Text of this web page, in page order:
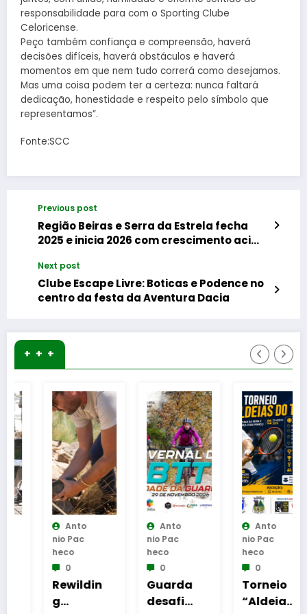
responsabilidade para com o Sporting Clube
Celoricense.
Peço também confiança e compreensão, haverá
decisões difíceis, haverá obstáculos e haverá
momentos em que nem tudo correrá como desejamos.
Mas uma coisa podem ter a certeza: nunca faltará
dedicação, honestidade e respeito pelo símbolo que
representamos”.
Fonte:SCC
Previous post
Região Beiras e Serra da Estrela fecha
2025 e inicia 2026 com crescimento acima
Next post
Clube Escape Livre: Boticas e Podence no
centro da festa da Aventura Dacia
+ + +
Anto
Nio Pac
Rewildin
Anto
Nio Pac
Guarda
desafia
Anto
Nio Pac
Torneio
“Aldeias